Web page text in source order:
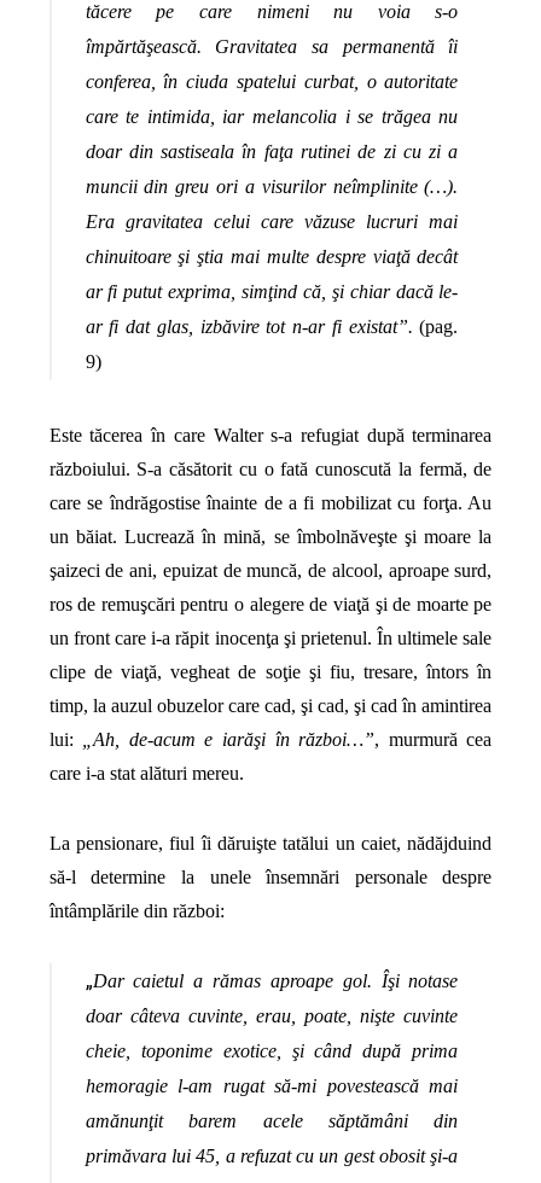
tăcere pe care nimeni nu voia s-o
împărtăşească. Gravitatea sa permanentă îi
conferea, în ciuda spatelui curbat, o autoritate
care te intimida, iar melancolia i se trăgea nu
doar din sastiseala în faţa rutinei de zi cu zi a
muncii din greu ori a visurilor neîmplinite (…).
Era gravitatea celui care văzuse lucruri mai
chinuitoare şi ştia mai multe despre viaţă decât
ar fi putut exprima, simţind că, şi chiar dacă le-
ar fi dat glas, izbăvire tot n-ar fi existat”. (pag.
9)
Este tăcerea în care Walter s-a refugiat după terminarea
războiului. S-a căsătorit cu o fată cunoscută la fermă, de
care se îndrăgostise înainte de a fi mobilizat cu forţa. Au
un băiat. Lucrează în mină, se îmbolnăveşte şi moare la
şaizeci de ani, epuizat de muncă, de alcool, aproape surd,
ros de remuşcări pentru o alegere de viaţă şi de moarte pe
un front care i-a răpit inocenţa şi prietenul. În ultimele sale
clipe de viaţă, vegheat de soţie şi fiu, tresare, întors în
timp, la auzul obuzelor care cad, şi cad, şi cad în amintirea
lui:
„Ah, de-acum e iarăşi în război…”, murmură cea
care i-a stat alături mereu.
La pensionare, fiul îi dăruişte tatălui un caiet, nădăjduind
să-l determine la unele însemnări personale despre
întâmplările din război:
„Dar caietul a rămas aproape gol. Îşi notase
doar câteva cuvinte, erau, poate, nişte cuvinte
cheie, toponime exotice, şi când după prima
hemoragie l-am rugat să-mi povestească mai
amănunţit barem acele săptămâni din
primăvara lui 45, a refuzat cu un gest obosit şi-a